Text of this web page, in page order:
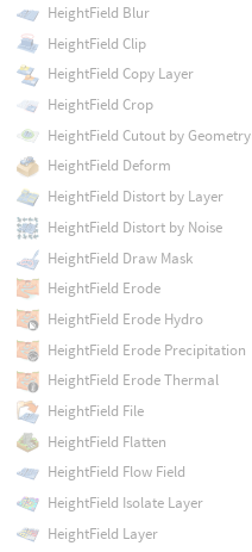
HeightField Blur
HeightField Clip
HeightField Copy Layer
HeightField Crop
HeightField Cutout by Geometry
HeightField Deform
HeightField Distort by Layer
HeightField Distort by Noise
HeightField Draw Mask
HeightField Erode
HeightField Erode Hydro
HeightField Erode Precipitation
HeightField Erode Thermal
HeightField File
HeightField Flatten
HeightField Flow Field
HeightField Isolate Layer
HeightField Layer